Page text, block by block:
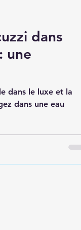
dans
dans le luxe et la
dans une eau